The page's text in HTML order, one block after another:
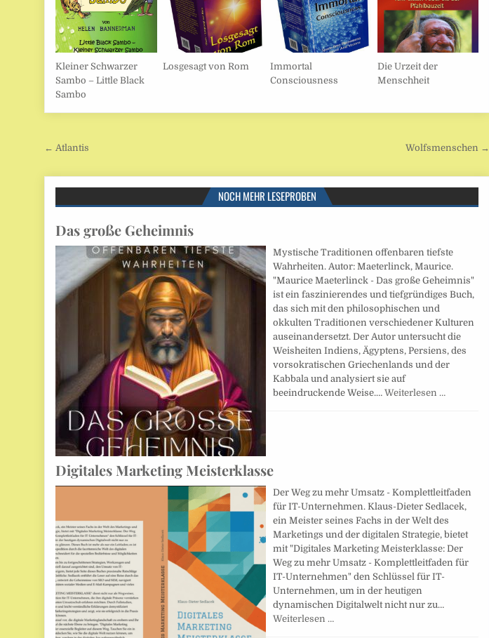
Kleiner Schwarzer
Sambo – Little Black
Sambo
Losgesagt von Rom
Immortal
Consciousness
Die Urzeit der
Menschheit
Beitragsnavigation
← Atlantis Wolfsmenschen →
NOCH MEHR LESEPROBEN
Das große Geheimnis
Mystische Traditionen offenbaren tiefste
Wahrheiten. Autor: Maeterlinck, Maurice.
"Maurice Maeterlinck - Das große Geheimnis"
ist ein faszinierendes und tiefgründiges Buch,
das sich mit den philosophischen und
okkulten Traditionen verschiedener Kulturen
auseinandersetzt. Der Autor untersucht die
Weisheiten Indiens, Ägyptens, Persiens, des
vorsokratischen Griechenlands und der
Kabbala und analysiert sie auf
beeindruckende Weise.…Weiterlesen …
Digitales Marketing Meisterklasse
Der Weg zu mehr Umsatz - Komplettleitfaden
für IT-Unternehmen. Klaus-Dieter Sedlacek,
ein Meister seines Fachs in der Welt des
Marketings und der digitalen Strategie, bietet
mit "Digitales Marketing Meisterklasse: Der
Weg zu mehr Umsatz - Komplettleitfaden für
IT-Unternehmen" den Schlüssel für IT-
Unternehmen, um in der heutigen
dynamischen Digitalwelt nicht nur zu…
Weiterlesen …